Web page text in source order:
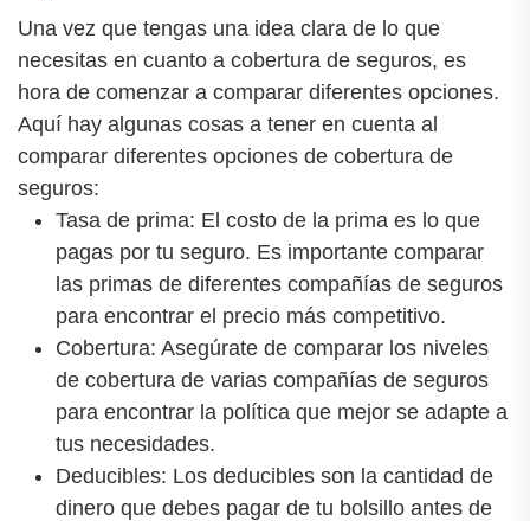
Una vez que tengas una idea clara de lo que
necesitas en cuanto a cobertura de seguros, es
hora de comenzar a comparar diferentes opciones.
Aquí hay algunas cosas a tener en cuenta al
comparar diferentes opciones de cobertura de
seguros:
Tasa de prima: El costo de la prima es lo que
pagas por tu seguro. Es importante comparar
las primas de diferentes compañías de seguros
para encontrar el precio más competitivo.
Cobertura: Asegúrate de comparar los niveles
de cobertura de varias compañías de seguros
para encontrar la política que mejor se adapte a
tus necesidades.
Deducibles: Los deducibles son la cantidad de
dinero que debes pagar de tu bolsillo antes de